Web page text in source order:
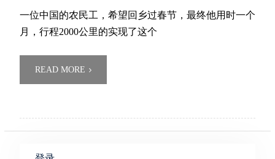
一位中国的农民工，希望回乡过春节，最终他用时一个
月，行程2000公里的实现了这个
READ MORE